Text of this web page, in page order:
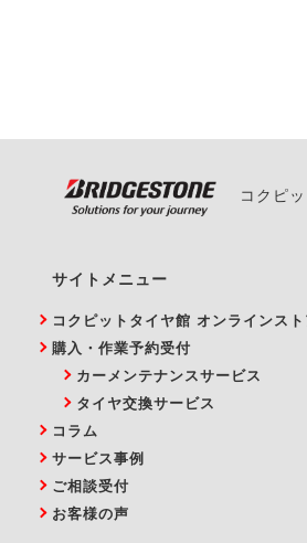
コクピ
サイトメニュー
コクピットタイヤ館 オンラインスト
購入・作業予約受付
カーメンテナンスサービス
タイヤ交換サービス
コラム
サービス事例
ご相談受付
お客様の声